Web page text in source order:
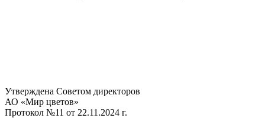
Утверждена Советом директоров​
АО «Мир цветов»
Протокол №11 от 22.11.2024 г.